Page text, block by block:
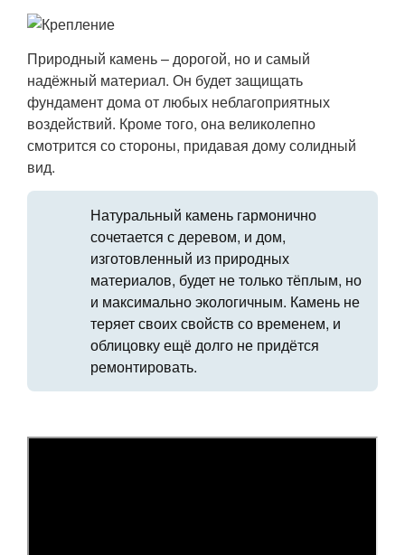
Природный камень – дорогой, но и самый
надёжный материал. Он будет защищать
фундамент дома от любых неблагоприятных
воздействий. Кроме того, она великолепно
смотрится со стороны, придавая дому солидный
вид.
Натуральный камень гармонично
сочетается с деревом, и дом,
изготовленный из природных
материалов, будет не только тёплым, но
и максимально экологичным. Камень не
теряет своих свойств со временем, и
облицовку ещё долго не придётся
ремонтировать.